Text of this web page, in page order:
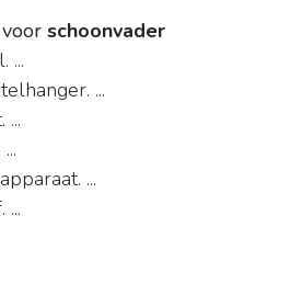
schoonvader
...
...
...